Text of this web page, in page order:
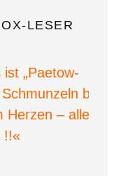
LESER
„Paetow-
bis
– alles
!!«